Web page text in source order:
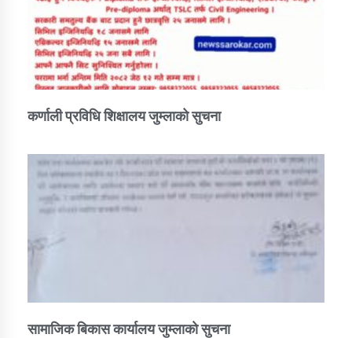
कर्णाली प्रविधि शिक्षालय जुम्लाको सुचना
सामाजिक बिकास कार्यालय जुम्लाकाे सुचना